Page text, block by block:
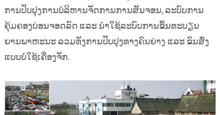
ການປັບປຸງການບໍລິຫານຈັດການການສັນຈອນ, ລະບົບການ
ຄຸ້ມຄອງບ່ອນຈອດລົດ ແລະ ນຳໃຊ້ລະບົບການຂຶ້ນທະບຽນ
ຍານພາຫະນະ ລວມທັງການປັບປຸງທາງຄົນຍ່າງ ແລະ ຂົນສົ່ງ
ແບບບໍ່ໃຊ້ເຄື່ອງຈັກ.